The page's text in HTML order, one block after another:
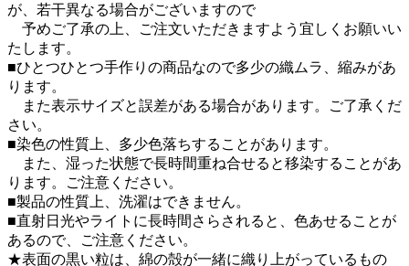
が、若干異なる場合がございますので
予めご了承の上、ご注文いただきますよう宜しくお願いい
たします。
■ひとつひとつ手作りの商品なので多少の織ムラ、縮みがあ
ります。
また表示サイズと誤差がある場合があります。ご了承くだ
さい。
■染色の性質上、多少色落ちすることがあります。
また、湿った状態で長時間重ね合せると移染することがあ
ります。ご注意ください。
■製品の性質上、洗濯はできません。
■直射日光やライトに長時間さらされると、色あせることが
あるので、ご注意ください。
★表面の黒い粒は、綿の殻が一緒に織り上がっているもの